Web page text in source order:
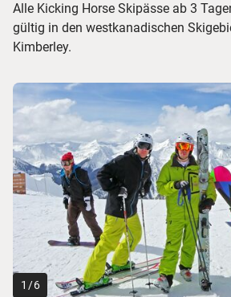
Alle Kicking Horse Skipässe ab 3
gültig in den westkanadischen
Kimberley.
1 /6